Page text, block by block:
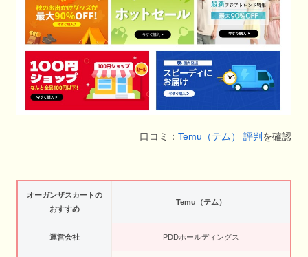
口コミ： Temu（テム） 評判 を確認
オーガンザスカートの
おすすめ
Temu（テム）
運営会社 PDDホールディングス